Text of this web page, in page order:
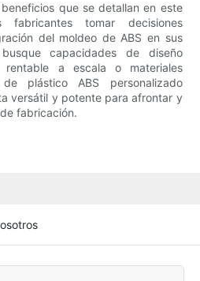
que se detallan en este
tomar decisiones
del moldeo de ABS en sus
capacidades de diseño
rentable a escala o materiales
plástico ABS personalizado
versátil y potente para afrontar y
fabricación.